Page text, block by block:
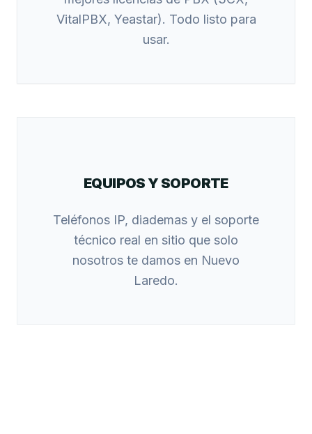
VitalPBX, Yeastar). Todo listo para
usar.
EQUIPOS Y SOPORTE
Teléfonos IP, diademas y el soporte
técnico real en sitio que solo
nosotros te damos en Nuevo
Laredo.